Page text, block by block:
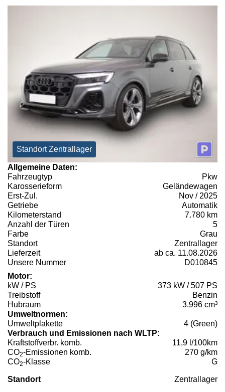
Standort Zentrallager
Allgemeine Daten:
Fahrzeugtyp
Pkw
Karosserieform
Geländewagen
Erst-Zul.
Nov / 2025
Getriebe
Automatik
Kilometerstand
7.780 km
Anzahl der Türen
5
Farbe
Grau
Standort
Zentrallager
Lieferzeit
ab ca. 11.08.2026
Unsere Nummer
D010845
Motor:
kW / PS
373 kW / 507 PS
Treibstoff
Benzin
Hubraum
3.996 cm³
Umweltnormen:
Umweltplakette
4 (Green)
Verbrauch und Emissionen nach WLTP:
Kraftstoffverbr. komb.
11,9 l/100km
CO2-Emissionen komb.
270 g/km
CO2-Klasse G
Standort Zentrallager